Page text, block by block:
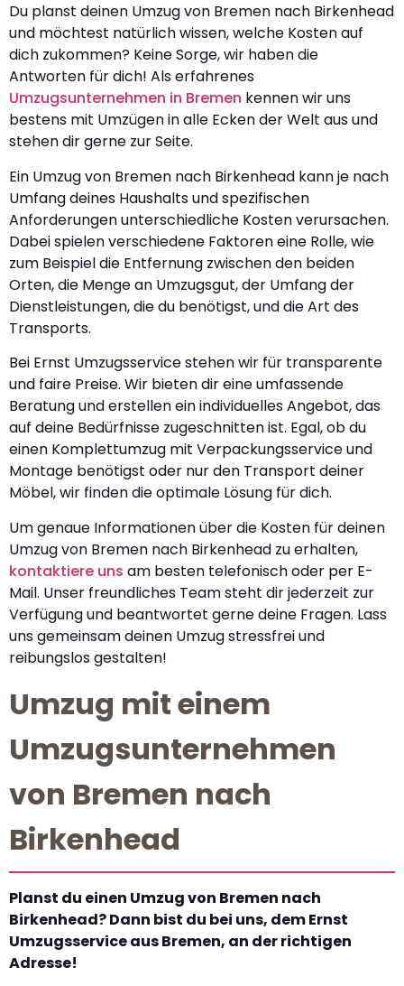
Du planst deinen Umzug von Bremen nach Birkenhead
und möchtest natürlich wissen, welche Kosten auf
dich zukommen? Keine Sorge, wir haben die
Antworten für dich! Als erfahrenes
Umzugsunternehmen in Bremen kennen wir uns
bestens mit Umzügen in alle Ecken der Welt aus und
stehen dir gerne zur Seite.
Ein Umzug von Bremen nach Birkenhead kann je nach
Umfang deines Haushalts und spezifischen
Anforderungen unterschiedliche Kosten verursachen.
Dabei spielen verschiedene Faktoren eine Rolle, wie
zum Beispiel die Entfernung zwischen den beiden
Orten, die Menge an Umzugsgut, der Umfang der
Dienstleistungen, die du benötigst, und die Art des
Transports.
Bei Ernst Umzugsservice stehen wir für transparente
und faire Preise. Wir bieten dir eine umfassende
Beratung und erstellen ein individuelles Angebot, das
auf deine Bedürfnisse zugeschnitten ist. Egal, ob du
einen Komplettumzug mit Verpackungsservice und
Montage benötigst oder nur den Transport deiner
Möbel, wir finden die optimale Lösung für dich.
Um genaue Informationen über die Kosten für deinen
Umzug von Bremen nach Birkenhead zu erhalten,
kontaktiere uns am besten telefonisch oder per E-
Mail. Unser freundliches Team steht dir jederzeit zur
Verfügung und beantwortet gerne deine Fragen. Lass
uns gemeinsam deinen Umzug stressfrei und
reibungslos gestalten!
Umzug mit einem
Umzugsunternehmen
von Bremen nach
Birkenhead
Planst du einen Umzug von Bremen nach
Birkenhead? Dann bist du bei uns, dem Ernst
Umzugsservice aus Bremen, an der richtigen
Adresse!